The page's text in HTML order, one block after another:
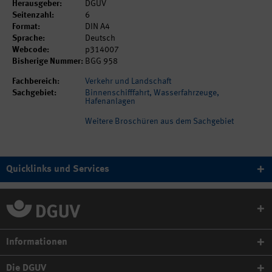
Herausgeber:
DGUV
Seitenzahl:
6
Format:
DIN A4
Sprache:
Deutsch
Webcode:
p314007
Bisherige Nummer: BGG 958
Fachbereich:
Verkehr und Landschaft
Sachgebiet:
Binnenschifffahrt, Wasserfahrzeuge,
Hafenanlagen
Weitere Broschüren aus dem Sachgebiet
Quicklinks und Services
Informationen
Die DGUV